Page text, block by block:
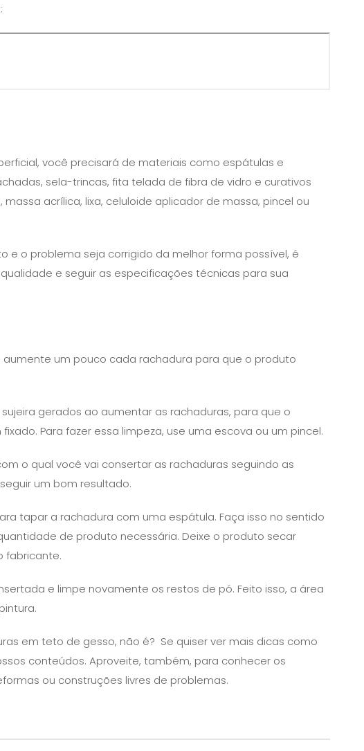
você precisará de materiais como espátulas e
sela-trincas, fita telada de fibra de vidro e curativos
acrílica, lixa, celuloide aplicador de massa, pincel ou
e o problema seja corrigido da melhor forma possível, é
e seguir as especificações técnicas para sua
aumente um pouco cada rachadura para que o produto
gerados ao aumentar as rachaduras, para que o
Para fazer essa limpeza, use uma escova ou um pincel.
o qual você vai consertar as rachaduras seguindo as
um bom resultado.
tapar a rachadura com uma espátula. Faça isso no sentido
de produto necessária. Deixe o produto secar
fabricante.
e limpe novamente os restos de pó. Feito isso, a área
em teto de gesso, não é? Se quiser ver mais dicas como
conteúdos. Aproveite, também, para conhecer os
ou construções livres de problemas.